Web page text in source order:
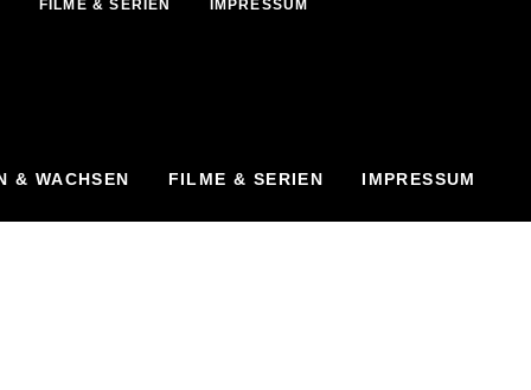
& WACHSEN FILME & SERIEN IMPRESSUM
FILME & SERIEN IMPRESSUM